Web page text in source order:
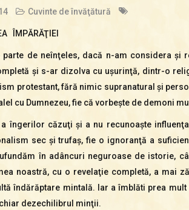
Cuvinte de învăţătură
ÎMPĂRĂŢIEI
de neînţeles, dacă n-am considera şi
şi s-ar dizolva cu uşurinţă, dintr-o
protestant, fără nimic supranatural şi
cu Dumnezeu, fie că vorbeşte de demoni
îngerilor căzuţi şi a nu recunoaşte
sec şi trufaş, fie o ignoranţă a
în adâncuri neguroase de istorie,
noastră, cu o revelaţie completă, a mai
îndărăptare mintală. Iar a îmblăti prea
dezechilibrul minţii.